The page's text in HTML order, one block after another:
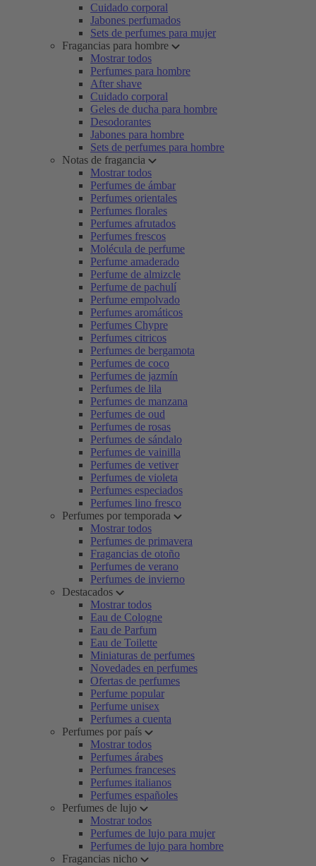
Cuidado corporal
Jabones perfumados
Sets de perfumes para mujer
Fragancias para hombre
Mostrar todos
Perfumes para hombre
After shave
Cuidado corporal
Geles de ducha para hombre
Desodorantes
Jabones para hombre
Sets de perfumes para hombre
Notas de fragancia
Mostrar todos
Perfumes de ámbar
Perfumes orientales
Perfumes florales
Perfumes afrutados
Perfumes frescos
Molécula de perfume
Perfume amaderado
Perfume de almizcle
Perfume de pachulí
Perfume empolvado
Perfumes aromáticos
Perfumes Chypre
Perfumes citricos
Perfumes de bergamota
Perfumes de coco
Perfumes de jazmín
Perfumes de lila
Perfumes de manzana
Perfumes de oud
Perfumes de rosas
Perfumes de sándalo
Perfumes de vainilla
Perfumes de vetiver
Perfumes de violeta
Perfumes especiados
Perfumes lino fresco
Perfumes por temporada
Mostrar todos
Perfumes de primavera
Fragancias de otoño
Perfumes de verano
Perfumes de invierno
Destacados
Mostrar todos
Eau de Cologne
Eau de Parfum
Eau de Toilette
Miniaturas de perfumes
Novedades en perfumes
Ofertas de perfumes
Perfume popular
Perfume unisex
Perfumes a cuenta
Perfumes por país
Mostrar todos
Perfumes árabes
Perfumes franceses
Perfumes italianos
Perfumes españoles
Perfumes de lujo
Mostrar todos
Perfumes de lujo para mujer
Perfumes de lujo para hombre
Fragancias nicho